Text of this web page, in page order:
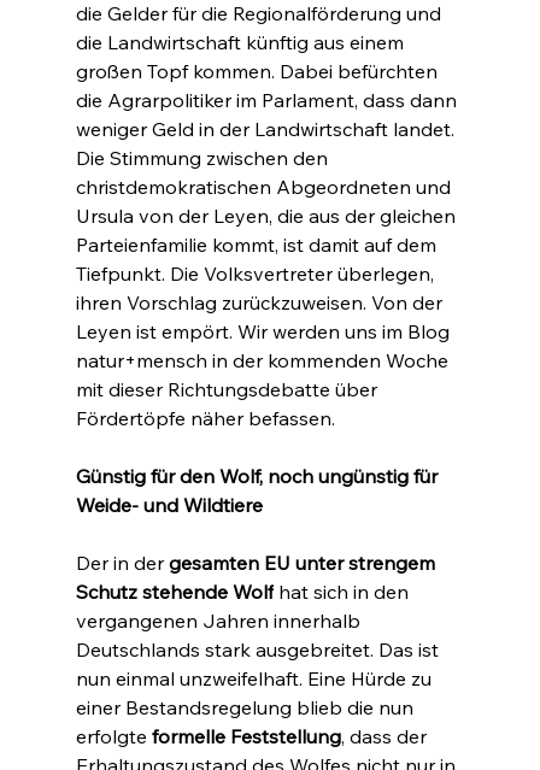
die Gelder für die Regionalförderung und
die Landwirtschaft künftig aus einem
großen Topf kommen. Dabei befürchten
die Agrarpolitiker im Parlament, dass dann
weniger Geld in der Landwirtschaft landet.
Die Stimmung zwischen den
christdemokratischen Abgeordneten und
Ursula von der Leyen, die aus der gleichen
Parteienfamilie kommt, ist damit auf dem
Tiefpunkt. Die Volksvertreter überlegen,
ihren Vorschlag zurückzuweisen. Von der
Leyen ist empört. Wir werden uns im Blog
natur+mensch in der kommenden Woche
mit dieser Richtungsdebatte über
Fördertöpfe näher befassen.
Günstig für den Wolf, noch ungünstig für
Weide- und Wildtiere
Der in der gesamten EU unter strengem
Schutz stehende Wolf hat sich in den
vergangenen Jahren innerhalb
Deutschlands stark ausgebreitet. Das ist
nun einmal unzweifelhaft. Eine Hürde zu
einer Bestandsregelung blieb die nun
erfolgte formelle Feststellung, dass der
Erhaltungszustand des Wolfes nicht nur in